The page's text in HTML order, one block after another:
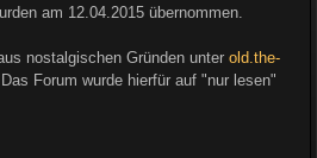
am 12.04.2015 übernommen.
nostalgischen Gründen unter old.the-
Forum wurde hierfür auf "nur lesen"